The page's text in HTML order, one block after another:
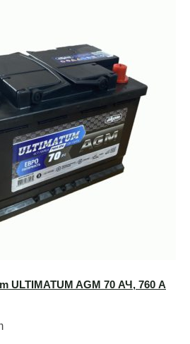
ULTIMATUM AGM 70 АЧ, 760 А